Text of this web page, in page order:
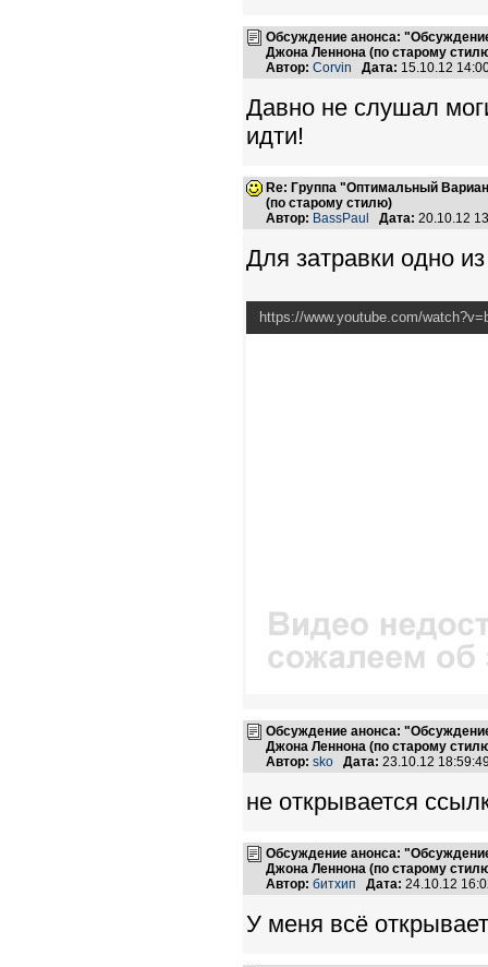
Обсуждение анонса:
Джона Леннона (по старому
Автор: Corvin Дата: 15.10.12
Давно не слушал
идти!
Re: Группа "Оптимальный
(по старому стилю)
Автор: BassPaul Дата: 20.10.12
Для затравки одно
https://www.youtube.com/
Обсуждение анонса:
Джона Леннона (по старому
Автор: sko Дата: 23.10.12
не открывается
Обсуждение анонса:
Джона Леннона (по старому
Автор: битхип Дата: 24.10.12
У меня всё